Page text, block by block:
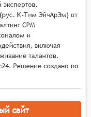
К-Тим ЭйчАрЭм) от
СРМ
и
включая
талантов.
Решение создано по
сайт